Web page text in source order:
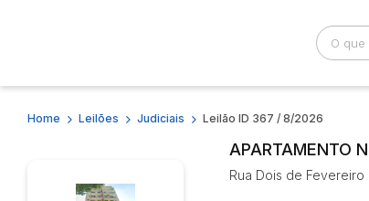
Busca por palavra-chave Categoria
Bairro
Home Leilões Judiciais Leilão ID 367 / 8/2026
APARTAMENTO
Rua Dois de